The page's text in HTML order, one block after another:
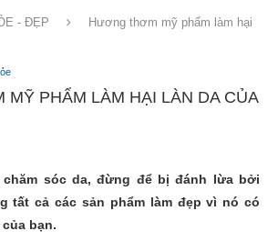
- ĐẸP
Hương thơm mỹ phẩm làm hại
MỸ PHẨM LÀM HẠI LÀN DA CỦA
chăm sóc da, đừng để bị đánh lừa bởi
tất cả các sản phẩm làm đẹp vì nó có
bạn.